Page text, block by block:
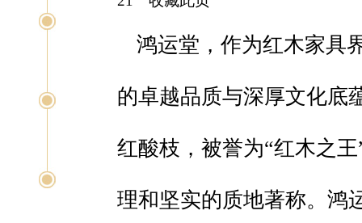
鸿运堂，作为红木家具
的卓越品质与深厚文化底
红酸枝，被誉为“红木之
理和坚实的质地著称。鸿